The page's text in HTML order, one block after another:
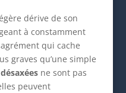
dérive de son
à constamment
qui cache
graves qu’une simple
ne sont pas
peuvent